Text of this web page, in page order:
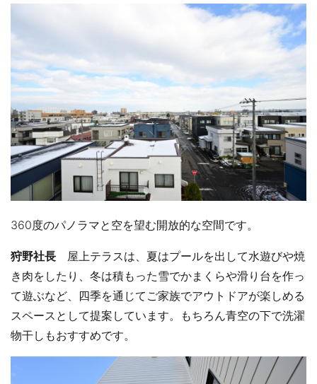
360度のパノラマと空を望む開放的な空間です。
狩野社長 屋上テラスは、夏はプールを出して水遊びや焼
き肉をしたり、冬は積もった雪でかまくらや滑り台を作っ
て遊ぶなど、四季を通じてご家族でアウトドアが楽しめる
スペースとして提案しています。もちろん青空の下で洗濯
物干しもおすすめです。